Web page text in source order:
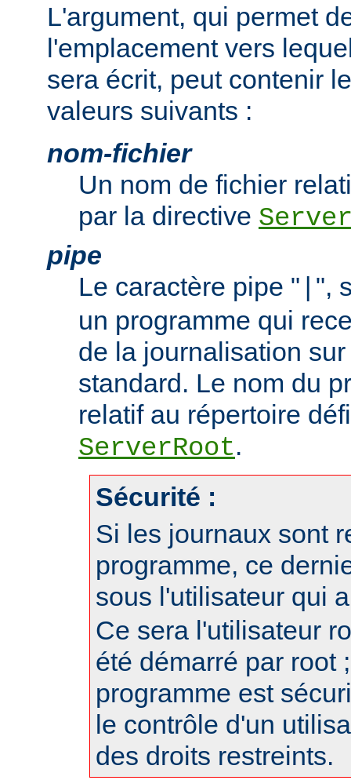
L'argument, qui permet
l'emplacement vers
sera écrit, peut contenir
valeurs suivants :
nom-fichier
Un nom de fichier
par la directive
pipe
Le caractère pipe " ",
un programme qui
de la journalisation
standard. Le nom du
relatif au répertoire
ServerRoot.
Sécurité :
Si les journaux sont
programme, ce
sous l'utilisateur qui
Ce sera l'utilisateur
été démarré par root
programme est
le contrôle d'un
des droits restreints.